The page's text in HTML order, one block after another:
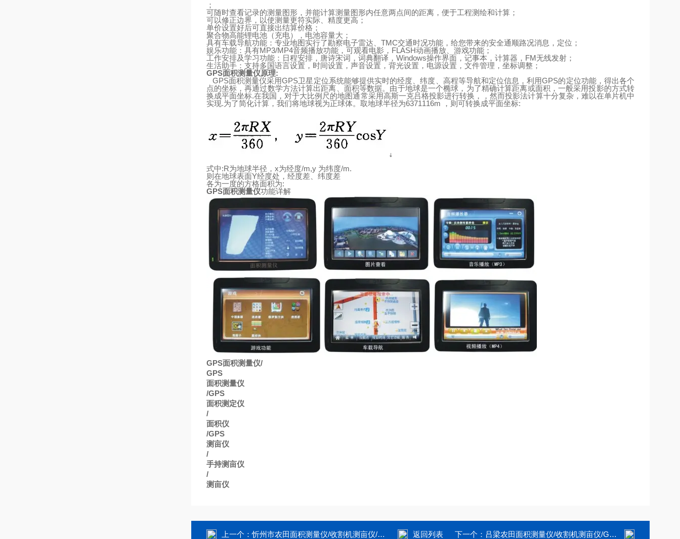
；
可随时查看记录的测量图形，并能计算测量图形内任意两点间的距离，便于工程测绘和计算；
可以修正边界，以使测量更符实际、精度更高；
单价设置好后可直接出结算价格；
聚合物高能锂电池（充电），电池容量大；
具有车载导航功能：专业地图实行了勘察电子雷达、 TMC交通时况功能，给您带来的安全通顺路况消息，定位；
娱乐功能：具有MP3/MP4音频播放功能，可观看电影， FLASH动画播放、游戏功能；
工作安排及学习功能：日程安排，唐诗宋词，词典翻译， Windows操作界面，记事本，计算器， FM无线发射；
生活助手：支持多国语言设置，时间设置，声音设置，背光设置，电源设置，文件管理，坐标调整；
GPS面积测量仪原理:
GPS面积测量仪采用GPS卫星定位系统能够提供实时的经度、纬度、高程等导航和定位信息，利用GPS的定位功能，得出各个
点的坐标，再通过数学方法计算出距离、面积等数据。由于地球是一个椭球，为了精确计算距离或面积，一般采用投影的方式转
换成平面坐标.在我国，对于大比例尺的地图通常采用高斯一克吕格投影进行转换，，然而投影法计算十分复杂，难以在单片机中
实现.为了简化计算，我们将地球视为正球体。取地球半径为6371116m ，则可转换成平面坐标:
式中:R为地球半径， x为经度/m,y 为纬度/m.
则 在地球表面Y经度处，经度差、纬度差
各为一度的方格面积为:
GPS面积测量仪功能详解
GPS面积测量仪/
GPS
面积测量仪
/GPS
面积测定仪
/
面积仪
/GPS
测亩仪
/
手持测亩仪
/
测亩仪
上一个：忻州市农田面积测量仪/收割机测亩仪/GPS面积仪 返回列表 下一个： 吕梁农田面积测量仪/收割机测亩仪/GPS面积仪